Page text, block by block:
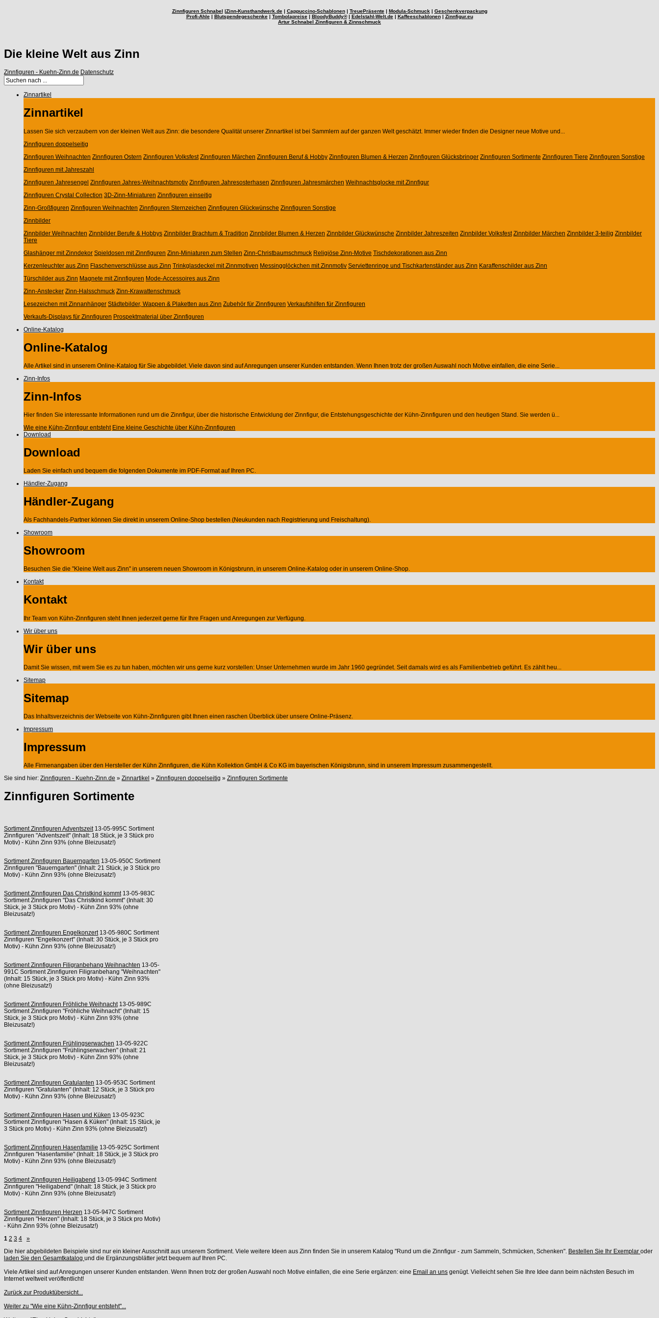
Zinnfiguren Schnabel |Zinn-Kunsthandwerk.de| Cappuccino-Schablonen| TreuePräsente| Modula-Schmuck | Geschenkverpackung
Profi-Ahle| Blutspendegeschenke| Tombolapreise| BloodyBuddy®| Edelstahl-Welt.de| Kaffeeschablonen| Zinnfigur.eu
Artur Schnabel Zinnfiguren & Zinnschmuck
Die kleine Welt aus Zinn
Zinnfiguren - Kuehn-Zinn.de Datenschutz
Zinnartikel
Zinnartikel
Lassen Sie sich verzaubern von der kleinen Welt aus Zinn: die besondere Qualität unserer Zinnartikel ist bei Sammlern auf der ganzen Welt geschätzt. Immer wieder finden die Designer neue Motive und...
Zinnfiguren doppelseitig
Zinnfiguren Weihnachten Zinnfiguren Ostern Zinnfiguren Volksfest Zinnfiguren Märchen Zinnfiguren Beruf & Hobby Zinnfiguren Blumen & Herzen Zinnfiguren Glücksbringer Zinnfiguren Sortimente Zinnfiguren Tiere Zinnfiguren Sonstige
Zinnfiguren mit Jahreszahl
Zinnfiguren Jahresengel Zinnfiguren Jahres-Weihnachtsmotiv Zinnfiguren Jahresosterhasen Zinnfiguren Jahresmärchen Weihnachtsglocke mit Zinnfigur
Zinnfiguren Crystal Collection 3D-Zinn-Miniaturen Zinnfiguren einseitig
Zinn-Großfiguren Zinnfiguren Weihnachten Zinnfiguren Sternzeichen Zinnfiguren Glückwünsche Zinnfiguren Sonstige
Zinnbilder
Zinnbilder Weihnachten Zinnbilder Berufe & Hobbys Zinnbilder Brachtum & Tradition Zinnbilder Blumen & Herzen Zinnbilder Glückwünsche Zinnbilder Jahreszeiten Zinnbilder Volksfest Zinnbilder Märchen Zinnbilder 3-teilig Zinnbilder
Tiere
Glashänger mit Zinndekor Spieldosen mit Zinnfiguren Zinn-Miniaturen zum Stellen Zinn-Christbaumschmuck Religiöse Zinn-Motive Tischdekorationen aus Zinn
Kerzenleuchter aus Zinn Flaschenverschlüsse aus Zinn Trinkglasdeckel mit Zinnmotiven Messingglöckchen mit Zinnmotiv Serviettenringe und Tischkartenständer aus Zinn Karaffenschilder aus Zinn
Türschilder aus Zinn Magnete mit Zinnfiguren Mode-Accessoires aus Zinn
Zinn-Anstecker Zinn-Halsschmuck Zinn-Krawattenschmuck
Lesezeichen mit Zinnanhänger Städtebilder, Wappen & Plaketten aus Zinn Zubehör für Zinnfiguren Verkaufshilfen für Zinnfiguren
Verkaufs-Displays für Zinnfiguren Prospektmaterial über Zinnfiguren
Online-Katalog
Online-Katalog
Alle Artikel sind in unserem Online-Katalog für Sie abgebildet. Viele davon sind auf Anregungen unserer Kunden entstanden. Wenn Ihnen trotz der großen Auswahl noch Motive einfallen, die eine Serie...
Zinn-Infos
Zinn-Infos
Hier finden Sie interessante Informationen rund um die Zinnfigur, über die historische Entwicklung der Zinnfigur, die Entstehungsgeschichte der Kühn-Zinnfiguren und den heutigen Stand. Sie werden ü...
Wie eine Kühn-Zinnfigur entsteht Eine kleine Geschichte über Kühn-Zinnfiguren
Download
Download
Laden Sie einfach und bequem die folgenden Dokumente im PDF-Format auf Ihren PC.
Händler-Zugang
Händler-Zugang
Als Fachhandels-Partner können Sie direkt in unserem Online-Shop bestellen (Neukunden nach Registrierung und Freischaltung).
Showroom
Showroom
Besuchen Sie die "Kleine Welt aus Zinn" in unserem neuen Showroom in Königsbrunn, in unserem Online-Katalog oder in unserem Online-Shop.
Kontakt
Kontakt
Ihr Team von Kühn-Zinnfiguren steht Ihnen jederzeit gerne für Ihre Fragen und Anregungen zur Verfügung.
Wir über uns
Wir über uns
Damit Sie wissen, mit wem Sie es zu tun haben, möchten wir uns gerne kurz vorstellen: Unser Unternehmen wurde im Jahr 1960 gegründet. Seit damals wird es als Familienbetrieb geführt. Es zählt heu...
Sitemap
Sitemap
Das Inhaltsverzeichnis der Webseite von Kühn-Zinnfiguren gibt Ihnen einen raschen Überblick über unsere Online-Präsenz.
Impressum
Impressum
Alle Firmenangaben über den Hersteller der Kühn Zinnfiguren, die Kühn Kollektion GmbH & Co KG im bayerischen Königsbrunn, sind in unserem Impressum zusammengestellt.
Sie sind hier: Zinnfiguren - Kuehn-Zinn.de » Zinnartikel » Zinnfiguren doppelseitig » Zinnfiguren Sortimente
Zinnfiguren Sortimente
Sortiment Zinnfiguren Adventszeit13-05-995C Sortiment
Zinnfiguren "Adventszeit" (Inhalt: 18 Stück, je 3 Stück pro
Motiv) - Kühn Zinn 93% (ohne Bleizusatz!)
Sortiment Zinnfiguren Bauerngarten 13-05-950C Sortiment
Zinnfiguren "Bauerngarten" (Inhalt: 21 Stück, je 3 Stück pro
Motiv) - Kühn Zinn 93% (ohne Bleizusatz!)
Sortiment Zinnfiguren Das Christkind kommt13-05-983C
Sortiment Zinnfiguren "Das Christkind kommt" (Inhalt: 30
Stück, je 3 Stück pro Motiv) - Kühn Zinn 93% (ohne
Bleizusatz!)
Sortiment Zinnfiguren Engelkonzert13-05-980C Sortiment
Zinnfiguren "Engelkonzert" (Inhalt: 30 Stück, je 3 Stück pro
Motiv) - Kühn Zinn 93% (ohne Bleizusatz!)
Sortiment Zinnfiguren Filigranbehang Weihnachten 13-05-
991C Sortiment Zinnfiguren Filigranbehang "Weihnachten"
(Inhalt: 15 Stück, je 3 Stück pro Motiv) - Kühn Zinn 93%
(ohne Bleizusatz!)
Sortiment Zinnfiguren Fröhliche Weihnacht13-05-989C
Sortiment Zinnfiguren "Fröhliche Weihnacht" (Inhalt: 15
Stück, je 3 Stück pro Motiv) - Kühn Zinn 93% (ohne
Bleizusatz!)
Sortiment Zinnfiguren Frühlingserwachen 13-05-922C
Sortiment Zinnfiguren "Frühlingserwachen" (Inhalt: 21
Stück, je 3 Stück pro Motiv) - Kühn Zinn 93% (ohne
Bleizusatz!)
Sortiment Zinnfiguren Gratulanten 13-05-953C Sortiment
Zinnfiguren "Gratulanten" (Inhalt: 12 Stück, je 3 Stück pro
Motiv) - Kühn Zinn 93% (ohne Bleizusatz!)
Sortiment Zinnfiguren Hasen und Küken 13-05-923C
Sortiment Zinnfiguren "Hasen & Küken" (Inhalt: 15 Stück, je
3 Stück pro Motiv) - Kühn Zinn 93% (ohne Bleizusatz!)
Sortiment Zinnfiguren Hasenfamilie 13-05-925C Sortiment
Zinnfiguren "Hasenfamilie" (Inhalt: 18 Stück, je 3 Stück pro
Motiv) - Kühn Zinn 93% (ohne Bleizusatz!)
Sortiment Zinnfiguren Heiligabend 13-05-994C Sortiment
Zinnfiguren "Heiligabend" (Inhalt: 18 Stück, je 3 Stück pro
Motiv) - Kühn Zinn 93% (ohne Bleizusatz!)
Sortiment Zinnfiguren Herzen 13-05-947C Sortiment
Zinnfiguren "Herzen" (Inhalt: 18 Stück, je 3 Stück pro Motiv)
- Kühn Zinn 93% (ohne Bleizusatz!)
1 2 3 4
»
Die hier abgebildeten Beispiele sind nur ein kleiner Ausschnitt aus unserem Sortiment. Viele weitere Ideen aus Zinn finden Sie in unserem Katalog "Rund um die Zinnfigur - zum Sammeln, Schmücken, Schenken". Bestellen Sie Ihr Exemplar oder
laden Sie den Gesamtkatalog und die Ergänzungsblätter jetzt bequem auf Ihren PC.
Viele Artikel sind auf Anregungen unserer Kunden entstanden. Wenn Ihnen trotz der großen Auswahl noch Motive einfallen, die eine Serie ergänzen: eine Email an uns genügt. Vielleicht sehen Sie Ihre Idee dann beim nächsten Besuch im
Internet weltweit veröffentlicht!
Zurück zur Produktübersicht...
Weiter zu "Wie eine Kühn-Zinnfigur entsteht"...